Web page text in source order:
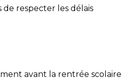
de respecter les délais
avant la rentrée scolaire